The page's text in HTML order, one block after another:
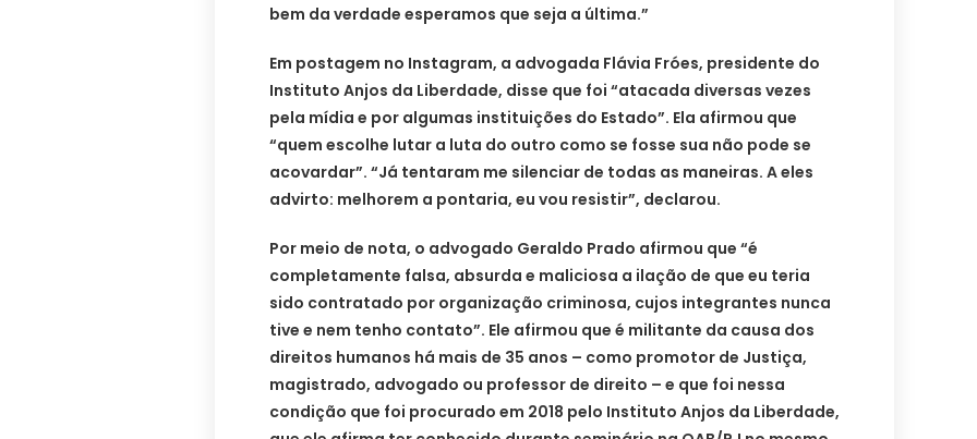
bem da verdade esperamos que seja a última.”
Em postagem no Instagram, a advogada Flávia Fróes, presidente do
Instituto Anjos da Liberdade, disse que foi “atacada diversas vezes
pela mídia e por algumas instituições do Estado”. Ela afirmou que
“quem escolhe lutar a luta do outro como se fosse sua não pode se
acovardar”. “Já tentaram me silenciar de todas as maneiras. A eles
advirto: melhorem a pontaria, eu vou resistir”, declarou.
Por meio de nota, o advogado Geraldo Prado afirmou que “é
completamente falsa, absurda e maliciosa a ilação de que eu teria
sido contratado por organização criminosa, cujos integrantes nunca
tive e nem tenho contato”. Ele afirmou que é militante da causa dos
direitos humanos há mais de 35 anos – como promotor de Justiça,
magistrado, advogado ou professor de direito – e que foi nessa
condição que foi procurado em 2018 pelo Instituto Anjos da Liberdade,